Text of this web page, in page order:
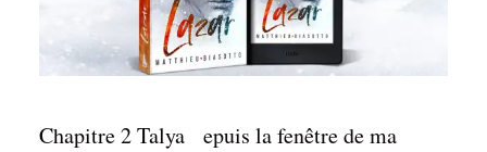
Chapitre 2 Talya epuis la fenêtre de ma